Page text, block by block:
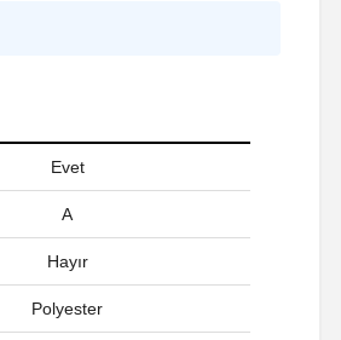
Evet
A
Hayır
Polyester